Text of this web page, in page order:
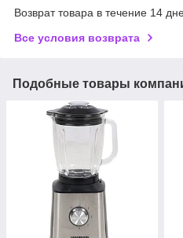
Возврат товара в течение 14
Все условия возврата
Подобные товары